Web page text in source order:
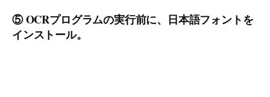
⑤ OCRプログラムの実行前に、日本語フォントを
インストール。